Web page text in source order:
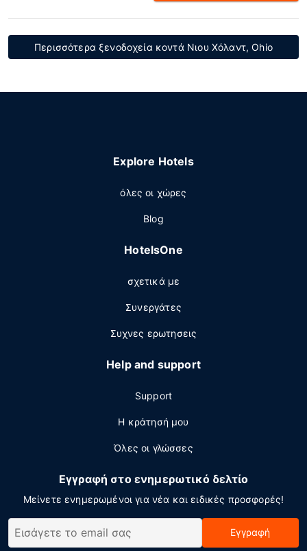
Περισσότερα ξενοδοχεία κοντά Νιου Χόλαντ, Ohio
Explore Hotels
όλες οι χώρες
Blog
HotelsOne
σχετικά με
Συνεργάτες
Συχνες ερωτησεις
Help and support
Support
Η κράτησή μου
Όλες οι γλώσσες
Εγγραφή στο ενημερωτικό δελτίο
Μείνετε ενημερωμένοι για νέα και ειδικές προσφορές!
Εγγραφή